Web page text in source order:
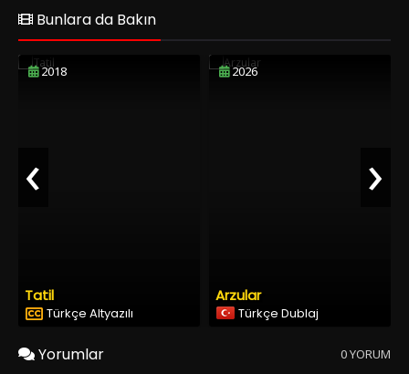
Bunlara da Bakın
2018
Tatil
Türkçe Altyazılı
2026
Arzular
Türkçe Dublaj
‹ ›
Yorumlar 0 YORUM